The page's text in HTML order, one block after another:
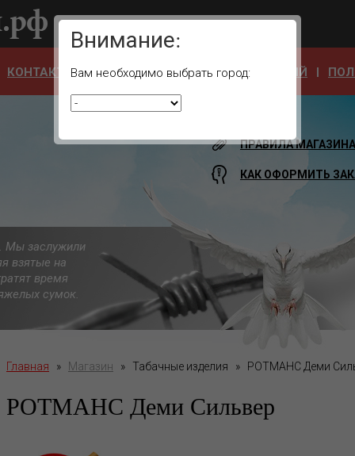
Ваш город:
КОНТАКТЫ ОТЗЫВЫ АДРЕСА УЧРЕЖДЕНИЙ
ПРАВИЛА МАГАЗИНА
КАК ОФОРМИТЬ
Мы заслужили
взятые на
время
сумок.
Главная » Магазин » Табачные изделия » РОТМАНС Деми
РОТМАНС Деми Сильвер
Внимание:
Вам необходимо выбрать город: